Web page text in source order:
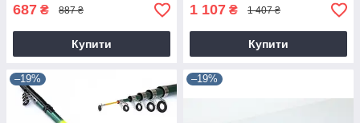
687 ₴ 887 ₴
Купити
1 107 ₴ 1 407 ₴
Купити
–19% –19%